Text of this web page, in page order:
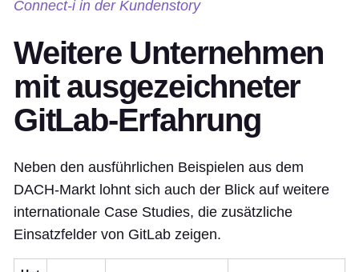
Connect-i in der Kundenstory
Weitere Unternehmen
mit ausgezeichneter
GitLab-Erfahrung
Neben den ausführlichen Beispielen aus dem
DACH-Markt lohnt sich auch der Blick auf weitere
internationale Case Studies, die zusätzliche
Einsatzfelder von GitLab zeigen.